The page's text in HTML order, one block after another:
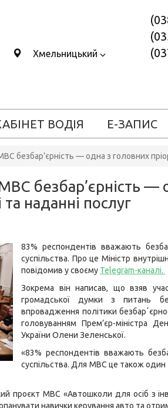
Хмельницький
ВОДІЯ Е-ЗАПИС
безбар’єрність — одна з головних
безбар’єрність —
та наданні послуг
83% респондентів вважають
суспільства. Про це Міністр
повідомив у своєму Telegram-каналі.
Зокрема він написав, що взяв
громадської думки з питань
впровадження політики
головуванням Прем’єр-міністра
України Олени Зеленської.
«83% респондентів вважають
суспільства. Для МВС це також один
проєкт МВС «Автошколи для осіб з
навички керування авто та